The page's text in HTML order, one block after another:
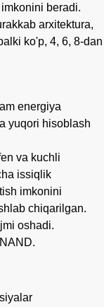
beradi.
arxitektura,
ko'p, 4, 6, 8-dan
energiya
yuqori hisoblash
va kuchli
issiqlik
imkonini
chiqarilgan.
oshadi.